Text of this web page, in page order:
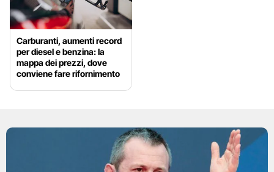
Carburanti, aumenti record
per diesel e benzina: la
mappa dei prezzi, dove
conviene fare rifornimento